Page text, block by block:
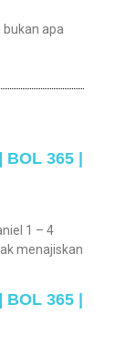
bukan apa
365 |
1 – 4
menajiskan
365 |